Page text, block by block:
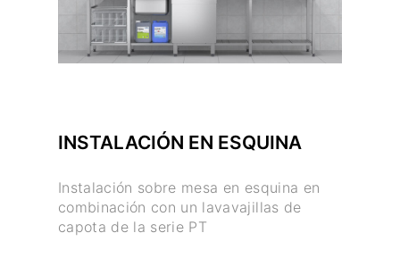
INSTALACIÓN EN ESQUINA
Instalación sobre mesa en esquina en
combinación con un lavavajillas de
capota de la serie PT